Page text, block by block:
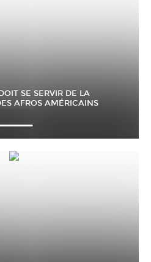
SE SERVIR DE LA
AFROS AMÉRICAINS